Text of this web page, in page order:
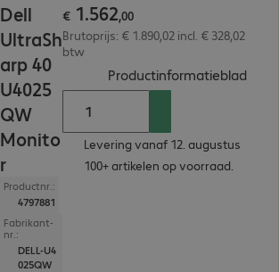
Dell
UltraSh
arp 40
U4025
QW
Monito
r
Productnr.:
4797881
Fabrikant-
nr.:
DELL-U4
025QW
€ 1.562,00
Brutoprijs: € 1.890,02 incl. € 328,02
btw
Productinformatieblad
Levering vanaf 12. augustus
100+ artikelen op voorraad.